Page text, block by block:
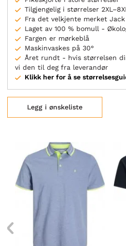
Tilgjengelig i størrelser 2XL–8XL
Fra det velkjente merket Jack
Laget av 100 % bomull -
Fargen er mørkeblå
Maskinvaskes på 30°
Året rundt - hvis størrelsen
vi den til deg fra leverandør
Klikk her for å se
Legg i ønskeliste